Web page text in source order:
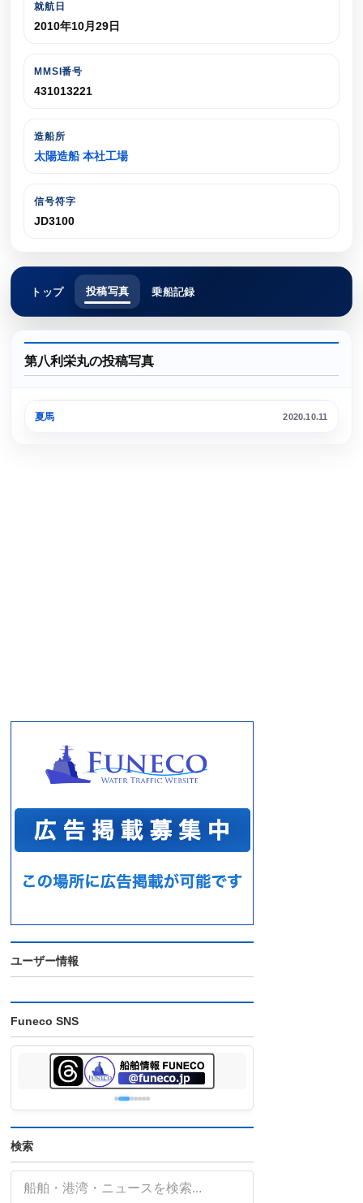
就航日
2010年10月29日
MMSI番号
431013221
造船所
太陽造船 本社工場
信号符字
JD3100
トップ 投稿写真 乗船記録
第八利栄丸の投稿写真
呉港
夏馬 2020.10.11
ユーザー情報
Funeco SNS
検索